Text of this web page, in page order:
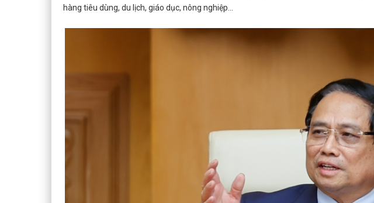
hàng tiêu dùng, du lịch, giáo dục, nông nghiệp...